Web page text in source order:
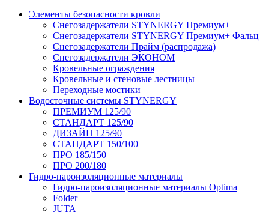
Элементы безопасности кровли
Снегозадержатели STYNERGY Премиум+
Снегозадержатели STYNERGY Премиум+ Фальц
Снегозадержатели Прайм (распродажа)
Снегозадержатели ЭКОНОМ
Кровельные ограждения
Кровельные и стеновые лестницы
Переходные мостики
Водосточные системы STYNERGY
ПРЕМИУМ 125/90
СТАНДАРТ 125/90
ДИЗАЙН 125/90
СТАНДАРТ 150/100
ПРО 185/150
ПРО 200/180
Гидро-пароизоляционные материалы
Гидро-пароизоляционные материалы Optima
Folder
JUTA